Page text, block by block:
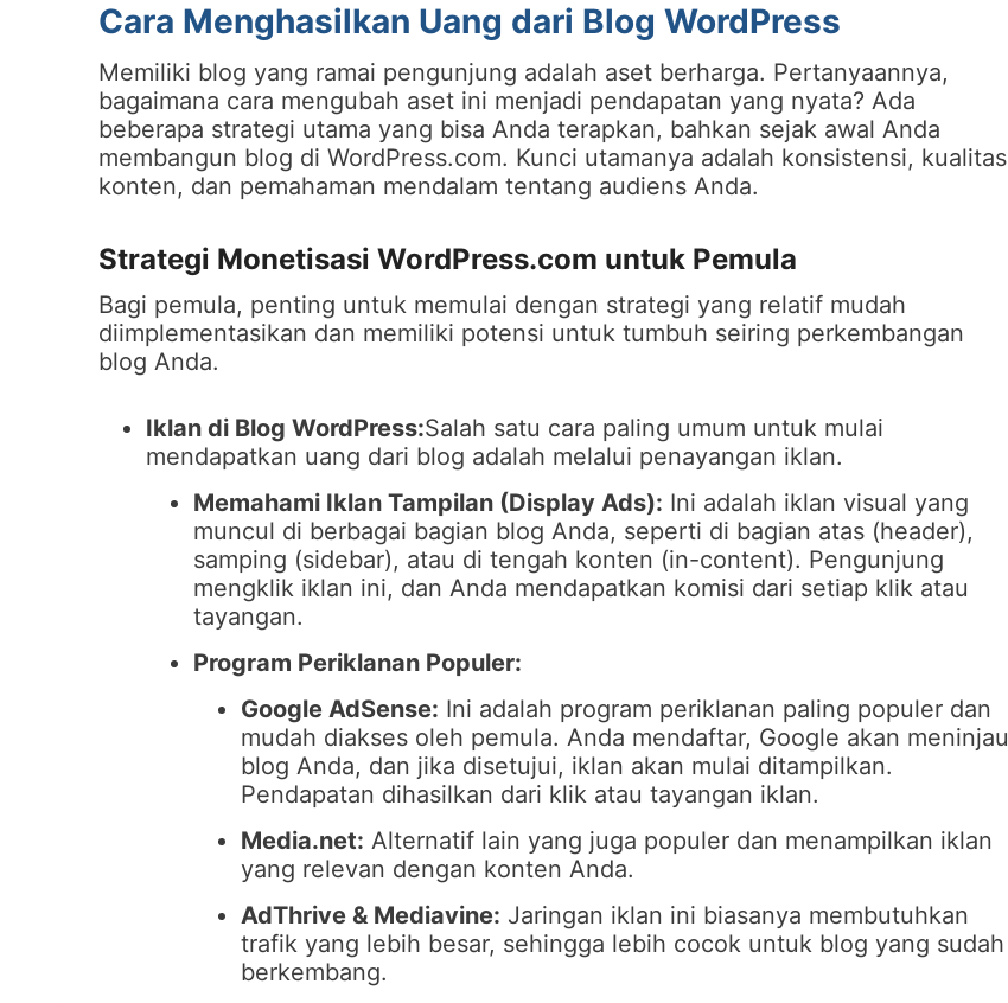
Cara Menghasilkan Uang dari Blog WordPress
Memiliki blog yang ramai pengunjung adalah aset berharga. Pertanyaannya,
bagaimana cara mengubah aset ini menjadi pendapatan yang nyata? Ada
beberapa strategi utama yang bisa Anda terapkan, bahkan sejak awal Anda
membangun blog di WordPress.com. Kunci utamanya adalah konsistensi, kualitas
konten, dan pemahaman mendalam tentang audiens Anda.
Strategi Monetisasi WordPress.com untuk Pemula
Bagi pemula, penting untuk memulai dengan strategi yang relatif mudah
diimplementasikan dan memiliki potensi untuk tumbuh seiring perkembangan
blog Anda.
Iklan di Blog WordPress:Salah satu cara paling umum untuk mulai
mendapatkan uang dari blog adalah melalui penayangan iklan.
Memahami Iklan Tampilan (Display Ads): Ini adalah iklan visual yang
muncul di berbagai bagian blog Anda, seperti di bagian atas (header),
samping (sidebar), atau di tengah konten (in-content). Pengunjung
mengklik iklan ini, dan Anda mendapatkan komisi dari setiap klik atau
tayangan.
Program Periklanan Populer:
Google AdSense: Ini adalah program periklanan paling populer dan
mudah diakses oleh pemula. Anda mendaftar, Google akan meninjau
blog Anda, dan jika disetujui, iklan akan mulai ditampilkan.
Pendapatan dihasilkan dari klik atau tayangan iklan.
Media.net: Alternatif lain yang juga populer dan menampilkan iklan
yang relevan dengan konten Anda.
AdThrive & Mediavine: Jaringan iklan ini biasanya membutuhkan
trafik yang lebih besar, sehingga lebih cocok untuk blog yang sudah
berkembang.